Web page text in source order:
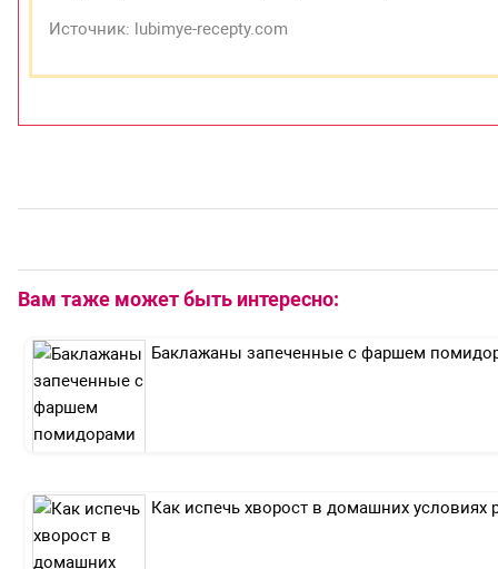
Источник: lubimye-recepty.com
Вам таже может быть интересно:
Баклажаны запеченные с фаршем
Как испечь хворост в домашних условиях